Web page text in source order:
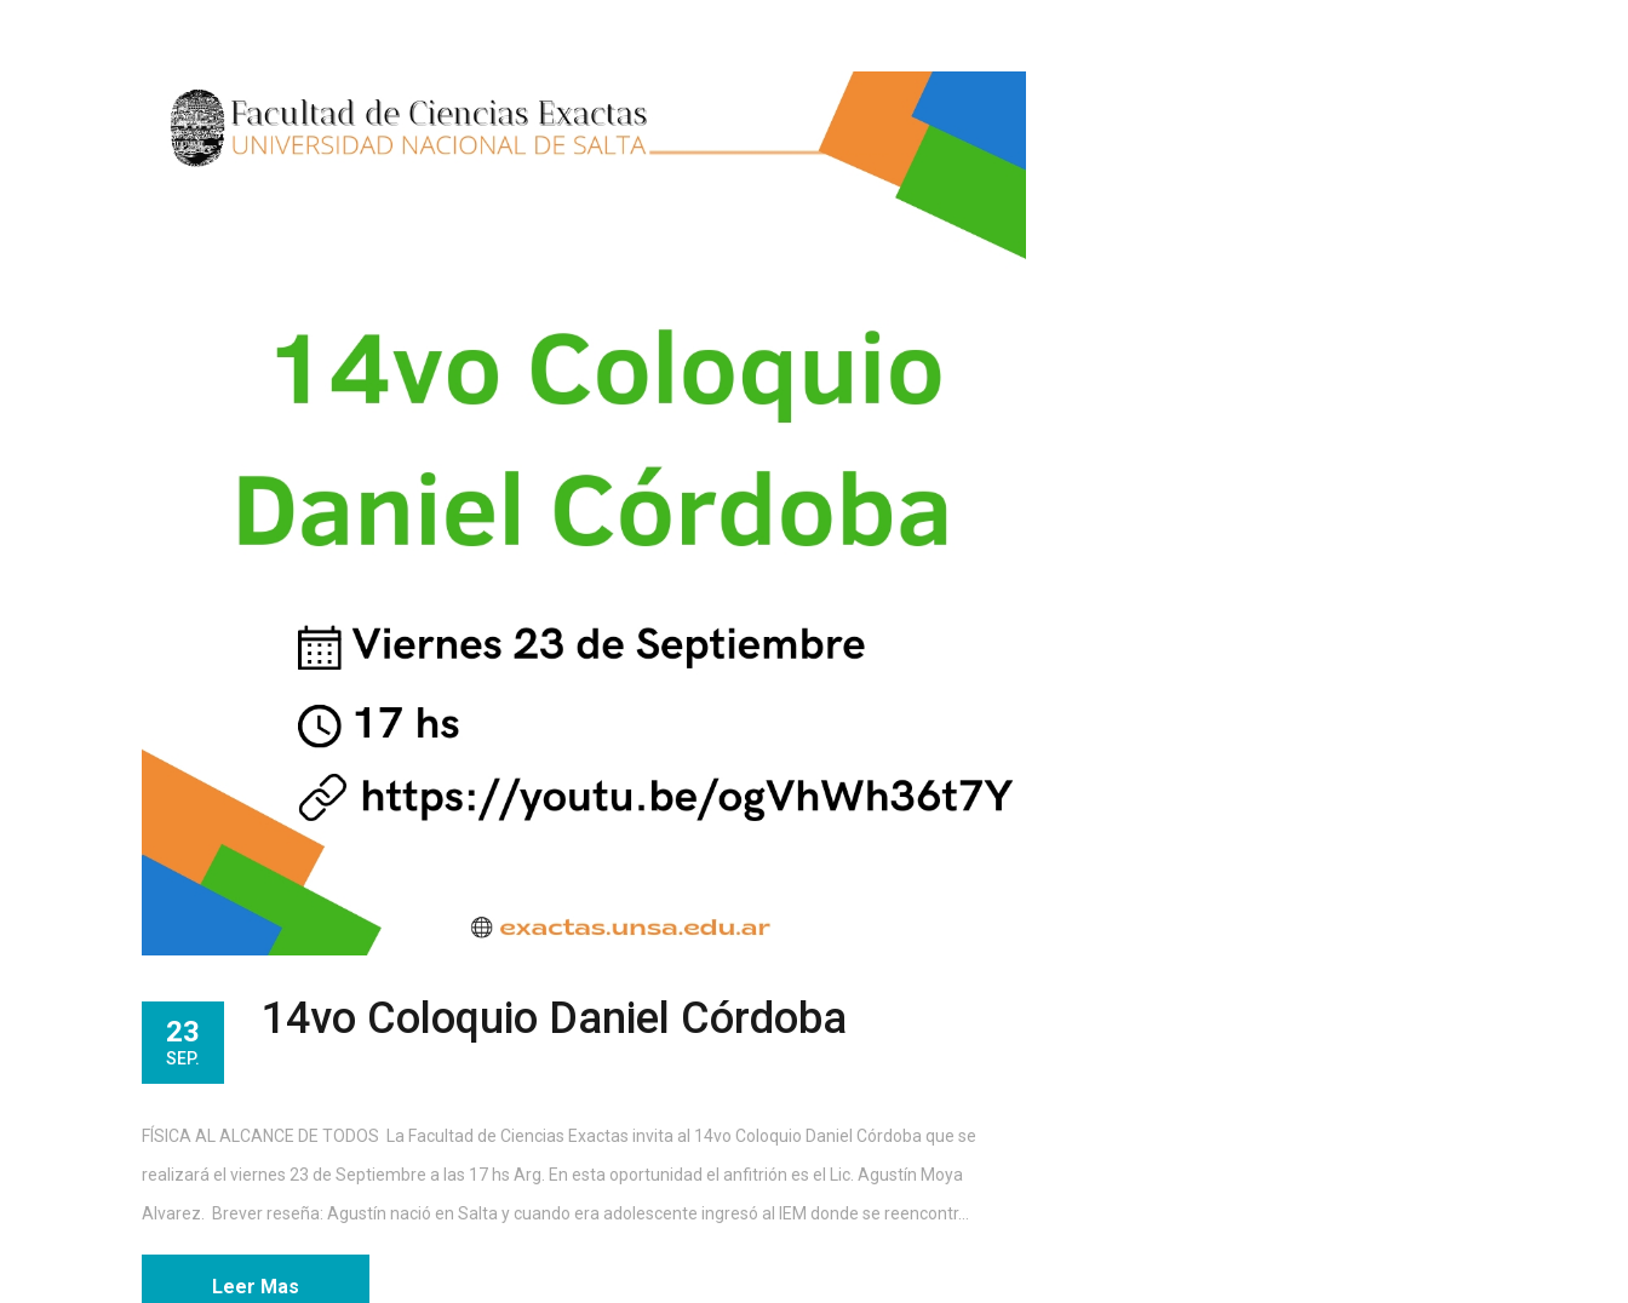
23
SEP.
14vo Coloquio Daniel Córdoba
FÍSICA AL ALCANCE DE TODOS La Facultad de Ciencias Exactas invita al 14vo Coloquio Daniel Córdoba que se
realizará el viernes 23 de Septiembre a las 17 hs Arg. En esta oportunidad el anfitrión es el Lic. Agustín Moya
Alvarez. Brever reseña: Agustín nació en Salta y cuando era adolescente ingresó al IEM donde se reencontr...
Leer Mas